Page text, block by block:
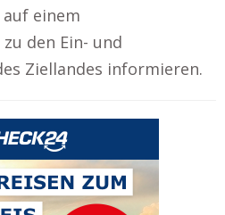
auf einem
den Ein- und
Ziellandes informieren.